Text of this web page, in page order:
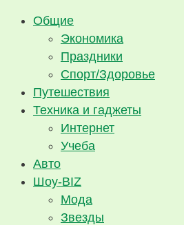
Общие
Экономика
Праздники
Спорт/Здоровье
Путешествия
Техника и гаджеты
Интернет
Учеба
Авто
Шоу-BIZ
Мода
Звезды